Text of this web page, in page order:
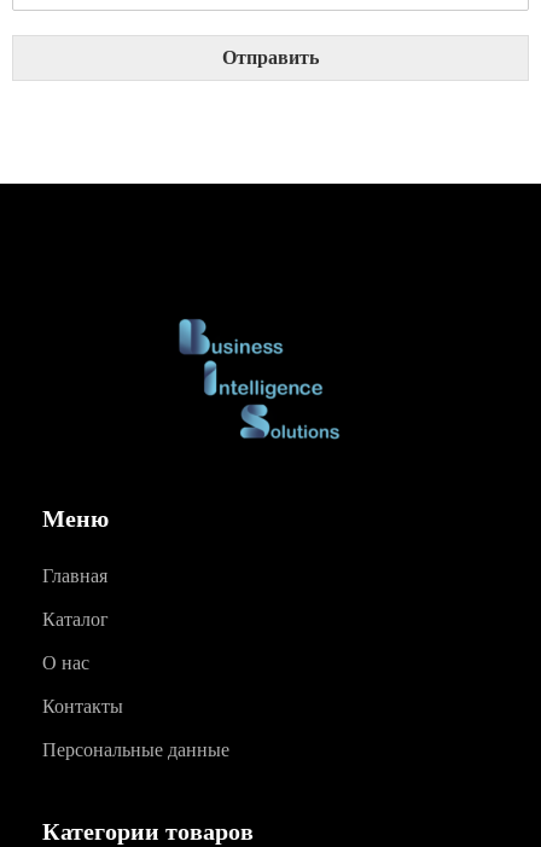
Отправить
Меню
Главная
Каталог
О нас
Контакты
Персональные данные
Категории товаров